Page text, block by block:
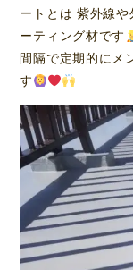
ートとは 紫外線や
ーティング材です
間隔で定期的にメ
す